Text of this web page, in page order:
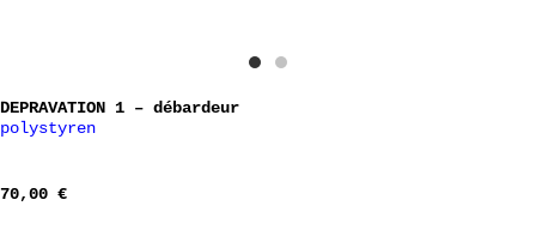
polystyren
DEPRAVATION 1 – débardeur
70,00 €